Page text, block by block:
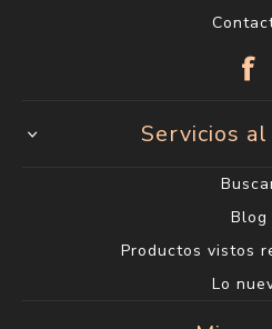
18 de
(entre Carlos
Lunes a Viernes
Ciudad
Sarandí
10:00 a